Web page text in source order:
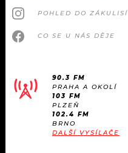
POHLED DO ZÁKULISÍ
CO SE U NÁS DĚJE
90.3 FM
PRAHA A OKOLÍ
103 FM
PLZEŇ
102.4 FM
BRNO
DALŠÍ VYSÍLAČE